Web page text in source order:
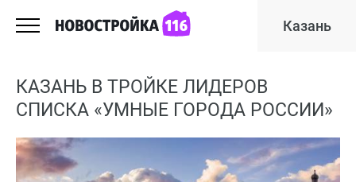
Казань
КАЗАНЬ В ТРОЙКЕ ЛИДЕРОВ
СПИСКА «УМНЫЕ ГОРОДА РОССИИ»